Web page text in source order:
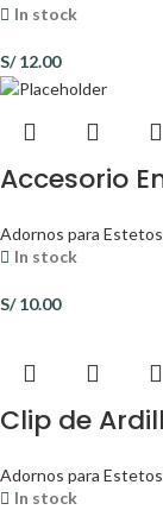
In stock
S/12.00
Accesorio
Adornos para
In stock
S/10.00
Clip de
Adornos para
In stock